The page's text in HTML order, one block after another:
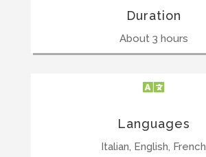
Duration
About 3 hours

Languages
Italian, English, French